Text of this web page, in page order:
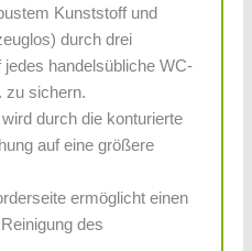
Kunststoff und
durch drei
handelsübliche WC-
zu sichern.
durch die konturierte
auf eine größere
ermöglicht einen
des